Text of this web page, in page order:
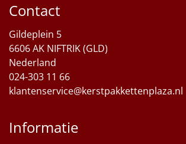
Contact
Gildeplein 5
6606 AK NIFTRIK (GLD)
Nederland
024-303 11 66
klantenservice@kerstpakkettenplaza.nl
Informatie